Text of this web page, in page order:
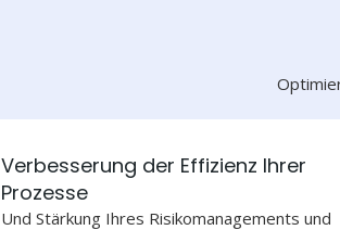
Verbesserung der Effizienz Ihrer
Prozesse
Und Stärkung Ihres Risikomanagements und